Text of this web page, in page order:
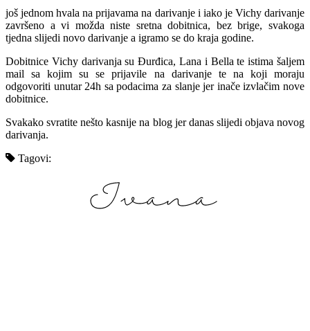
još jednom hvala na prijavama na darivanje i iako je Vichy darivanje
završeno a vi možda niste sretna dobitnica, bez brige, svakoga
tjedna slijedi novo darivanje a igramo se do kraja godine.
Dobitnice Vichy darivanja su Đurđica, Lana i Bella te istima šaljem
mail sa kojim su se prijavile na darivanje te na koji moraju
odgovoriti unutar 24h sa podacima za slanje jer inače izvlačim nove
dobitnice.
Svakako svratite nešto kasnije na blog jer danas slijedi objava novog
darivanja.
Tagovi: